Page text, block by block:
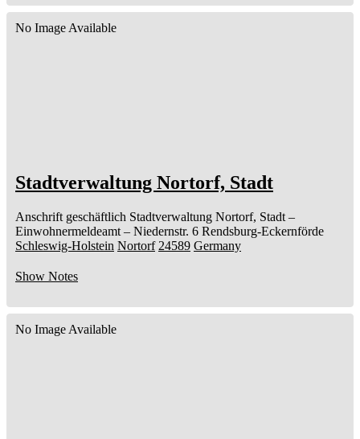
No Image Available
Stadtverwaltung Nortorf, Stadt
Anschrift geschäftlich Stadtverwaltung Nortorf, Stadt –
Einwohnermeldeamt – Niedernstr. 6 Rendsburg-Eckernförde
Schleswig-Holstein Nortorf 24589 Germany
Show Notes
No Image Available